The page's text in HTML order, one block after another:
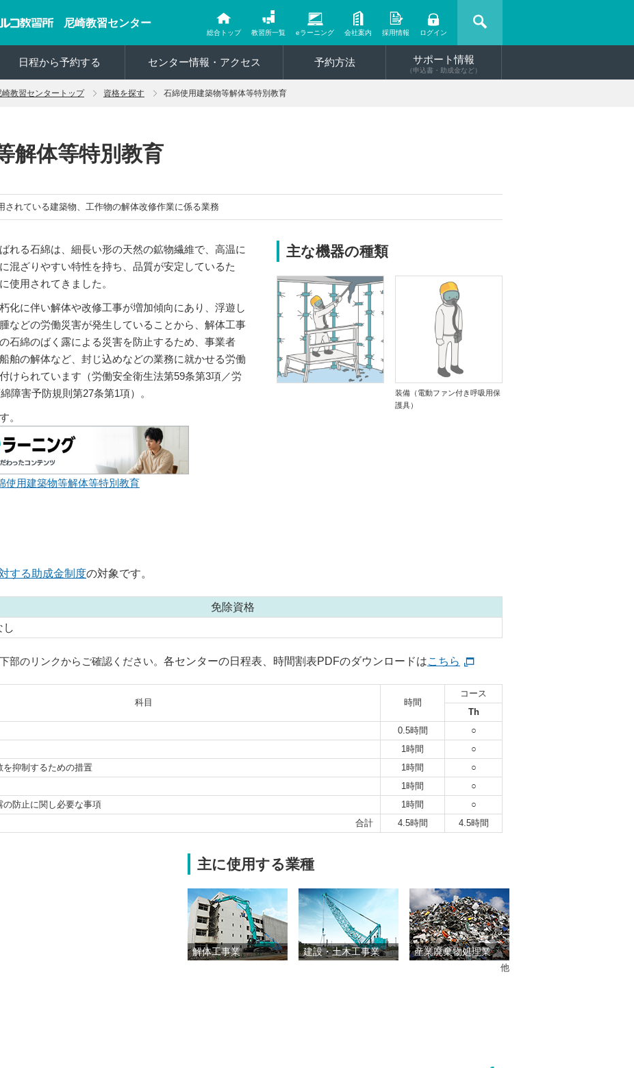
尼崎教習センター
総合トップ 教習所一覧 eラーニング 会社案内 採用情報 ログイン
日程から予約する センター情報・アクセス 予約方法 サポート情報
（申込書・助成金など）
崎教習センタートップ 資格を探す 石綿使用建築物等解体等特別教育
解体等特別教育
されている建築物、工作物の解体改修作業に係る業務
れる石綿は、細長い形の天然の鉱物繊維で、高温に
混ざりやすい特性を持ち、品質が安定しているた
使用されてきました。
化に伴い解体や改修工事が増加傾向にあり、浮遊し
などの労働災害が発生していることから、解体工事
石綿のばく露による災害を防止するため、事業者
舶の解体など、封じ込めなどの業務に就かせる労働
けられています（労働安全衛生法第59条第3項／労
障害予防規則第27条第1項）。
。
使用建築物等解体等特別教育
主な機器の種類
装備（電動ファン付き呼吸用保
護具）
する助成金制度の対象です。
免除資格
し
部のリンクからご確認ください。 各センターの日程表、時間割表PDFのダウンロードはこちら
科目 時間
コース
Th
0.5時間
○
1時間
○
抑制するための措置
1時間
○
1時間
○
の防止に関し必要な事項
1時間
○
合計
4.5時間 4.5時間
主に使用する業種
解体工事業 建設・土木工事業 産業廃棄物処理業
他